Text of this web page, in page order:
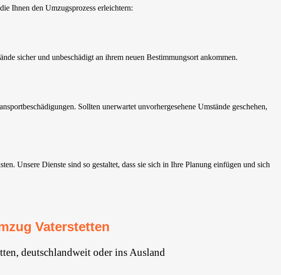
Ihnen den Umzugsprozess erleichtern:
sicher und unbeschädigt an ihrem neuen Bestimmungsort ankommen.
Sollten unerwartet unvorhergesehene Umstände geschehen,
Unsere Dienste sind so gestaltet, dass sie sich in Ihre Planung einfügen und sich
Vaterstetten⁠
deutschlandweit oder ins Ausland